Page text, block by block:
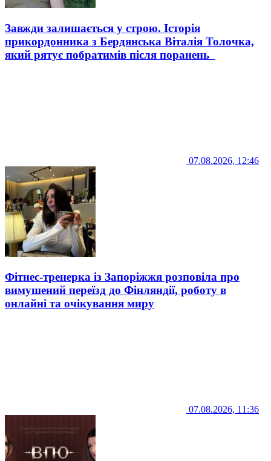
Завжди залишається у строю. Історія
прикордонника з Бердянська Віталія Толочка,
який рятує побратимів після поранень
07.08.2026, 12:46
Фітнес-тренерка із Запоріжжя розповіла про
вимушений переїзд до Фінляндії, роботу в
онлайні та очікування миру
07.08.2026, 11:36